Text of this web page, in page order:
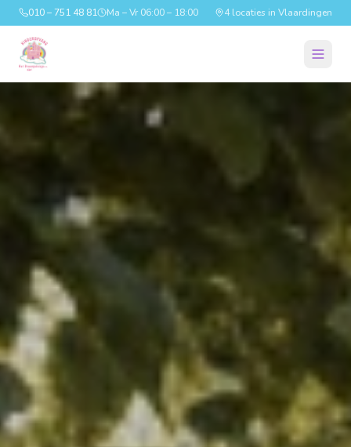
010 – 751 48 81 Ma – Vr 06:00 – 18:00 4 locaties in Vlaardingen